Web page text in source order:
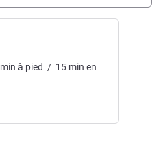
min à pied / 15 min en